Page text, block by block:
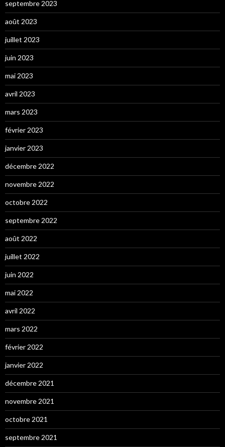
septembre 2023
août 2023
juillet 2023
juin 2023
mai 2023
avril 2023
mars 2023
février 2023
janvier 2023
décembre 2022
novembre 2022
octobre 2022
septembre 2022
août 2022
juillet 2022
juin 2022
mai 2022
avril 2022
mars 2022
février 2022
janvier 2022
décembre 2021
novembre 2021
octobre 2021
septembre 2021